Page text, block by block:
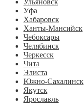
Ульяновск
Уфа
Хабаровск
Ханты-Мансийск
Чебоксары
Челябинск
Черкесск
Чита
Элиста
Южно-Сахалинск
Якутск
Ярославль